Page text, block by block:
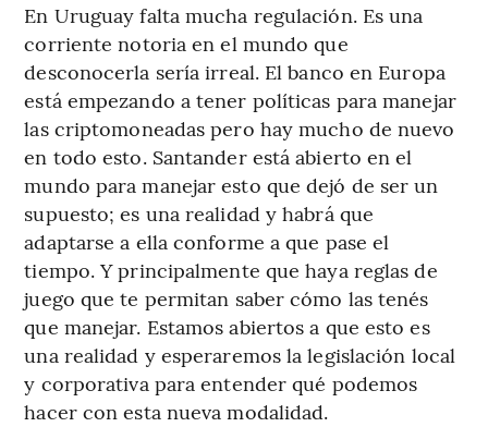
En Uruguay falta mucha regulación. Es una
corriente notoria en el mundo que
desconocerla sería irreal. El banco en Europa
está empezando a tener políticas para manejar
las criptomoneadas pero hay mucho de nuevo
en todo esto. Santander está abierto en el
mundo para manejar esto que dejó de ser un
supuesto; es una realidad y habrá que
adaptarse a ella conforme a que pase el
tiempo. Y principalmente que haya reglas de
juego que te permitan saber cómo las tenés
que manejar. Estamos abiertos a que esto es
una realidad y esperaremos la legislación local
y corporativa para entender qué podemos
hacer con esta nueva modalidad.